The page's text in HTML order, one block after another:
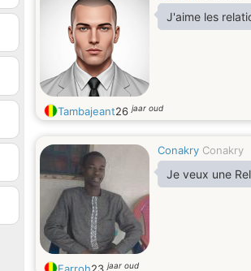
J'aime les
Tambajeant26jaar oud
Conakry Conakry
Je veux une
jaar oud